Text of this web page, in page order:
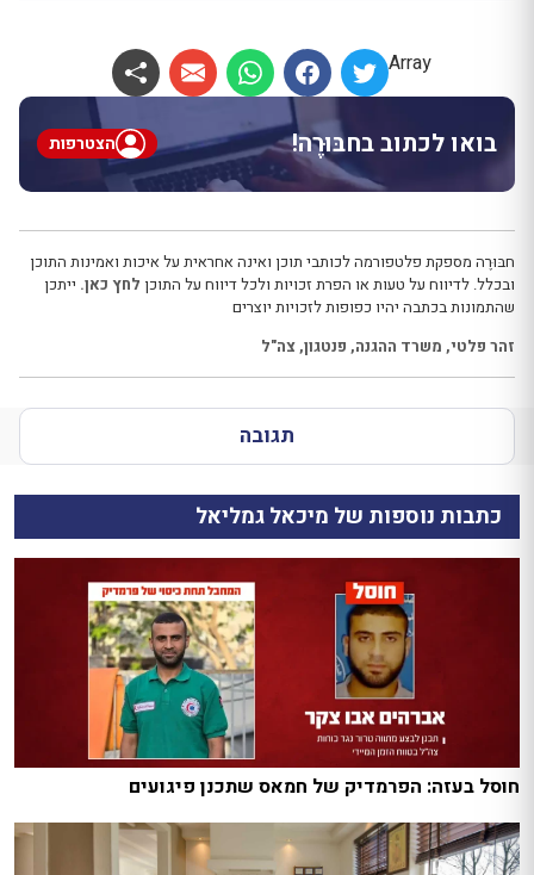
Array
בואו לכתוב בחבּוּרֶה! הצטרפות
חבּוּרֶה מספקת פלטפורמה לכותבי תוכן ואינה אחראית על איכות ואמינות התוכן
ובכלל. לדיווח על טעות או הפרת זכויות ולכל דיווח על התוכן לחץ כאן. ייתכן
שהתמונות בכתבה יהיו כפופות לזכויות יוצרים
זהר פלטי, משרד ההגנה, פנטגון,צה"ל
תגובה
כתבות נוספות של מיכאל גמליאל
חוסל בעזה: הפרמדיק של חמאס שתכנן פיגועים